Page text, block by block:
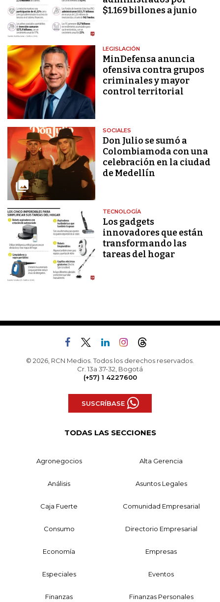
$1.169 billones a junio
LEGISLACIÓN
MinDefensa anuncia
ofensiva contra grupos
criminales y mayor
control territorial
SOCIALES
Don Julio se sumó a
Colombiamoda con una
celebración en la ciudad
de Medellín
TECNOLOGÍA
Los gadgets
innovadores que están
transformando las
tareas del hogar
© 2026, RCN Medios. Todos los derechos reservados.
Cr. 13a 37-32, Bogotá
(+57) 1 4227600
SUSCRÍBASE
TODAS LAS SECCIONES
Agronegocios Alta Gerencia
Análisis Asuntos Legales
Caja Fuerte Comunidad Empresarial
Consumo Directorio Empresarial
Economía Empresas
Especiales Eventos
Finanzas Finanzas Personales